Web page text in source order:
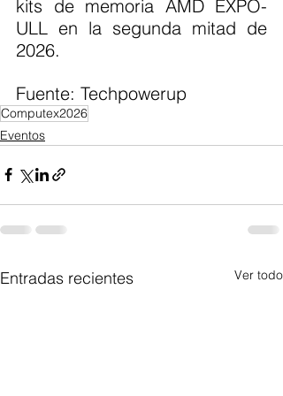
kits de memoria AMD EXPO-
ULL en la segunda mitad de
2026.
Fuente: Techpowerup
Computex2026
Eventos
Entradas recientes Ver todo